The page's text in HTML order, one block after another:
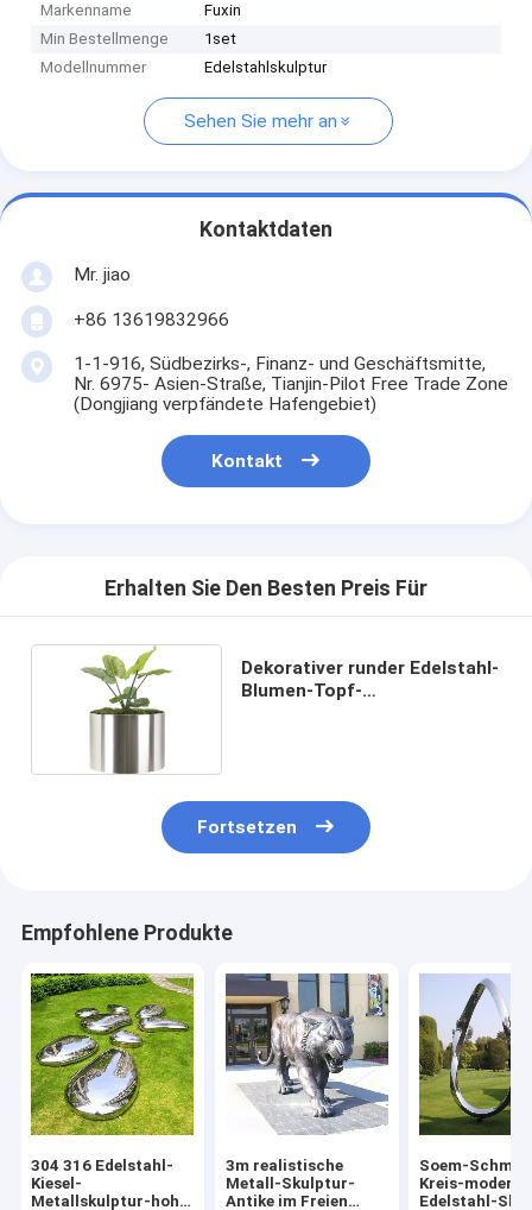
Markenname
Fuxin
Min Bestellmenge
1set
Modellnummer
Edelstahlskulptur
Sehen Sie mehr an
Kontaktdaten
Mr. jiao
+86 13619832966
1-1-916, Südbezirks-, Finanz- und Geschäftsmitte,
Nr. 6975- Asien-Straße, Tianjin-Pilot Free Trade Zone
(Dongjiang verpfändete Hafengebiet)
Kontakt
Erhalten Sie Den Besten Preis Für
Dekorativer runder Edelstahl-
Blumen-Topf-
Fortsetzen
Empfohlene Produkte
304 316 Edelstahl-
Kiesel-
Metallskulptur-hohe
3m realistische
Metall-Skulptur-
Antike im Freien
Soem-
Kreis-moderne
Edelstahl-